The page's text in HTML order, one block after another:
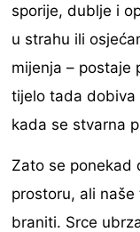
sporije, dublje i
u strahu ili
mijenja – postaje
tijelo tada dobiva
kada se stvarna
Zato se ponekad
prostoru, ali
braniti. Srce